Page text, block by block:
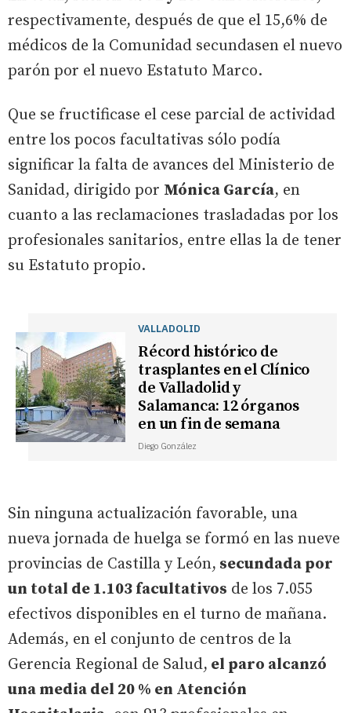
respectivamente, después de que el 15,6% de
médicos de la Comunidad secundasen el nuevo
parón por el nuevo Estatuto Marco.
Que se fructificase el cese parcial de actividad
entre los pocos facultativas sólo podía
significar la falta de avances del Ministerio de
Sanidad, dirigido por Mónica García, en
cuanto a las reclamaciones trasladadas por los
profesionales sanitarios, entre ellas la de tener
su Estatuto propio.
VALLADOLID
Récord histórico de
trasplantes en el Clínico
de Valladolid y
Salamanca: 12 órganos
en un fin de semana
Diego González
Sin ninguna actualización favorable, una
nueva jornada de huelga se formó en las nueve
provincias de Castilla y León, secundada por
un total de 1.103 facultativos de los 7.055
efectivos disponibles en el turno de mañana.
Además, en el conjunto de centros de la
Gerencia Regional de Salud, el paro alcanzó
una media del 20 % en Atención